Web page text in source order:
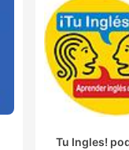
Tu Ingles!